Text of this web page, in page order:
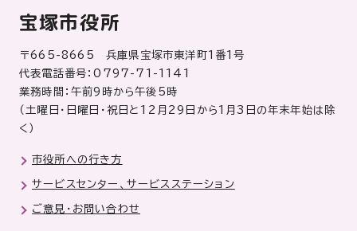
宝塚市役所
〒665-8665 兵庫県宝塚市東洋町1番1号
代表電話番号：0797-71-1141
業務時間：午前9時から午後5時
（土曜日・日曜日・祝日と12月29日から1月3日の年末年始は除
く）
市役所への行き方
サービスセンター、サービスステーション
ご意見・お問い合わせ